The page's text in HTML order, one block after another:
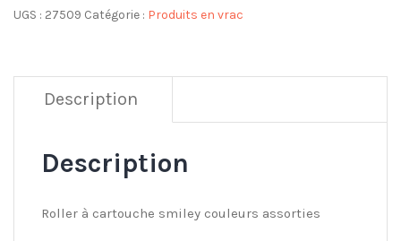
UGS : 27509 Catégorie : Produits en vrac
Description
Description
Roller à cartouche smiley couleurs assorties